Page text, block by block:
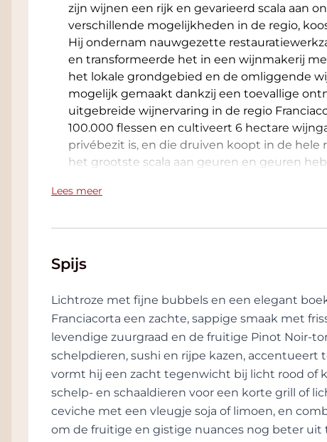
zijn wijnen een rijk en gevarieerd scala aan
verschillende mogelijkheden in de regio,
Hij ondernam nauwgezette
en transformeerde het in een wijnmakerij
het lokale grondgebied en de omliggende
mogelijk gemaakt dankzij een toevallige
uitgebreide wijnervaring in de regio
100.000 flessen en cultiveert 6 hectare
privébezit is, en die druiven koopt in de hele
het grootste scala aan geuren en geuren
"Corte" is niet zomaar een woord, het maakt
belasting- en accijnsvergoeding: het was
van belastingen. "Aura" is een naam die
verwijst het naar een nimf, de dochter van
het Griekse woord "alos" (kroon), komt de
dat ongrijpbare gebied van lichtende
waarneming, dat alle levende wezens
een enkele naam te creëren die een
levensadem die de vrucht van het werk in
Het symbool dat bij deze naam werd
zachtaardig wezen met een enorm
lange levensduur. De tijd zijn gang laten
Lees meer
Spijs
Lichtroze met fijne bubbels en een elegant
Franciacorta een zachte, sappige smaak met
levendige zuurgraad en de fruitige Pinot Noir-
schelpdieren, sushi en rijpe kazen, accentueert
vormt hij een zacht tegenwicht bij licht rood of
schelp- en schaaldieren voor een korte grill of
ceviche met een vleugje soja of limoen, en
om de fruitige en gistige nuances nog beter uit